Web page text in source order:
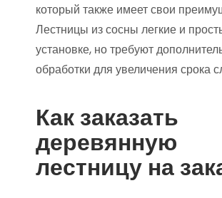
который также имеет свои
Лестницы из сосны легкие и
установке, но требуют
обработки для увеличения срока
Как заказать
деревянную
лестницу на